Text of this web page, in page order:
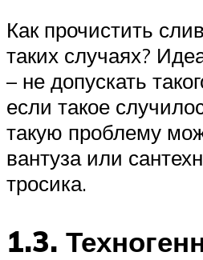
Как прочистить
таких случаях?
– не допускать
если такое
такую проблему
вантуза или
тросика.
1.3.